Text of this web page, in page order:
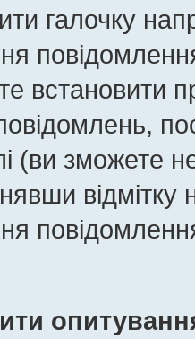
галочку
встановити
(ви зможете
відмітку